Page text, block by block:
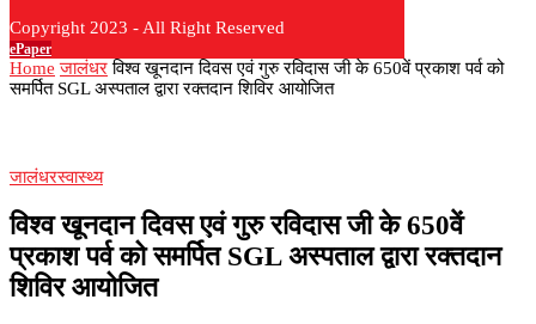
Copyright 2023 - All Right Reserved
ePaper
Home जालंधर विश्व खूनदान दिवस एवं गुरु रविदास जी के 650वें प्रकाश पर्व को
समर्पित SGL अस्पताल द्वारा रक्तदान शिविर आयोजित
जालंधरस्वास्थ्य
विश्व खूनदान दिवस एवं गुरु रविदास जी के 650वें
प्रकाश पर्व को समर्पित SGL अस्पताल द्वारा रक्तदान
शिविर आयोजित